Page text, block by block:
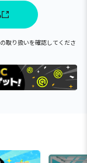
取り扱いを確認してくださ